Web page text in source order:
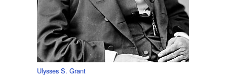
Ulysses S. Grant